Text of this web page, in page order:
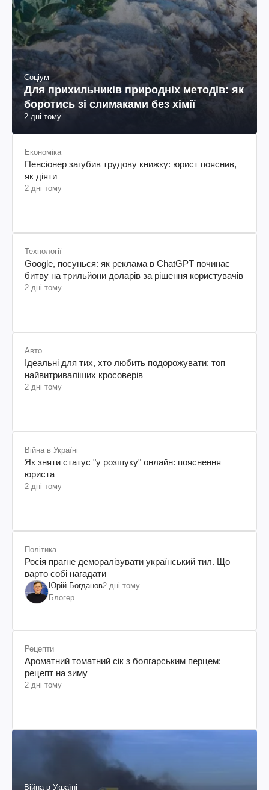
Соціум
Для прихильників природніх методів: як
боротись зі слимаками без хімії
2 дні тому
Економіка
Пенсіонер загубив трудову книжку: юрист пояснив,
як діяти
2 дні тому
Технології
Google, посунься: як реклама в ChatGPT починає
битву на трильйони доларів за рішення користувачів
2 дні тому
Авто
Ідеальні для тих, хто любить подорожувати: топ
найвитриваліших кросоверів
2 дні тому
Війна в Україні
Як зняти статус "у розшуку" онлайн: пояснення
юриста
2 дні тому
Політика
Росія прагне деморалізувати український тил. Що
варто собі нагадати
Юрій Богданов2 дні тому
Блогер
Рецепти
Ароматний томатний сік з болгарським перцем:
рецепт на зиму
2 дні тому
Війна в Україні